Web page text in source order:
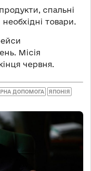
спальні
необхідні товари.
Місія
червня.
ДОПОМОГА ЯПОНІЯ